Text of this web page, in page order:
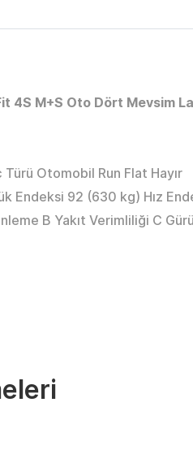
4S M+S Oto Dört Mevsim
Otomobil Run Flat Hayır
Endeksi 92 (630 kg) Hız
B Yakıt Verimliliği C